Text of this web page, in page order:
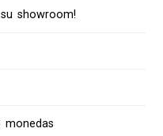
showroom!
monedas